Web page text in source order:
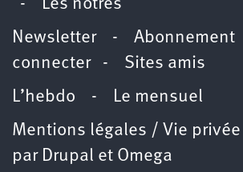
- Les nôtres
Newsletter- Abonnement
connecter- Sites amis
L’hebdo - Le mensuel
Mentions légales / Vie privée
par Drupal et Omega